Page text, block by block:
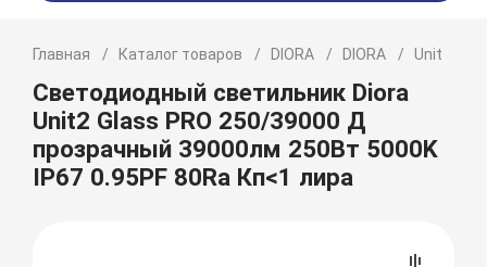
Главная Каталог товаров DIORA DIORA Unit
Светодиодный светильник Diora
Unit2 Glass PRO 250/39000 Д
прозрачный 39000лм 250Вт 5000K
IP67 0.95PF 80Ra Кп<1 лира